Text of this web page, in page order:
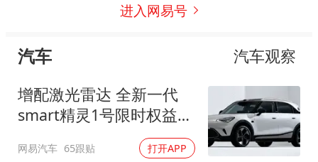
进入网易号
汽车
汽车观察
增配激光雷达 全新一代
smart精灵1号限时权益价
网易汽车 65跟贴 打开APP